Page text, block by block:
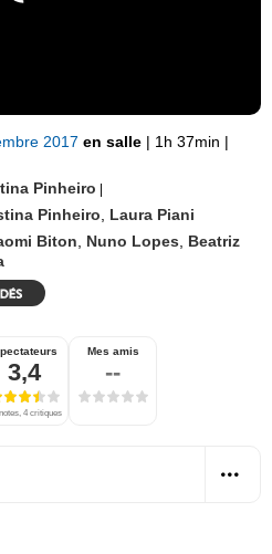
2017en salle | 1h 37min |
Pinheiro |
Pinheiro
Laura Piani
Biton Nuno Lopes
Beatriz
3,4
4 critiques
Mes amis
--